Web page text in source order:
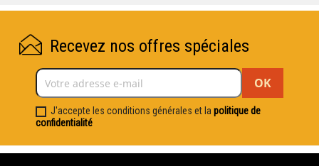
Recevez nos offres spéciales
J'accepte les conditions générales et la politique de
confidentialité